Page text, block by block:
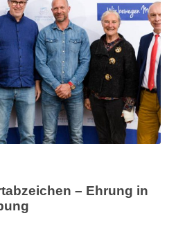
– Ehrung in